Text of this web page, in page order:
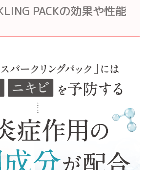
PACKの効果や性能